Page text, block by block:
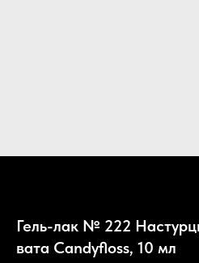
Гель-лак № 222
вата Candyfloss, 10 мл